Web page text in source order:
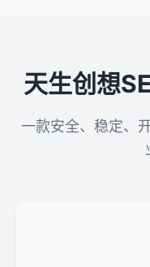
天生创想
一款安全、稳定、